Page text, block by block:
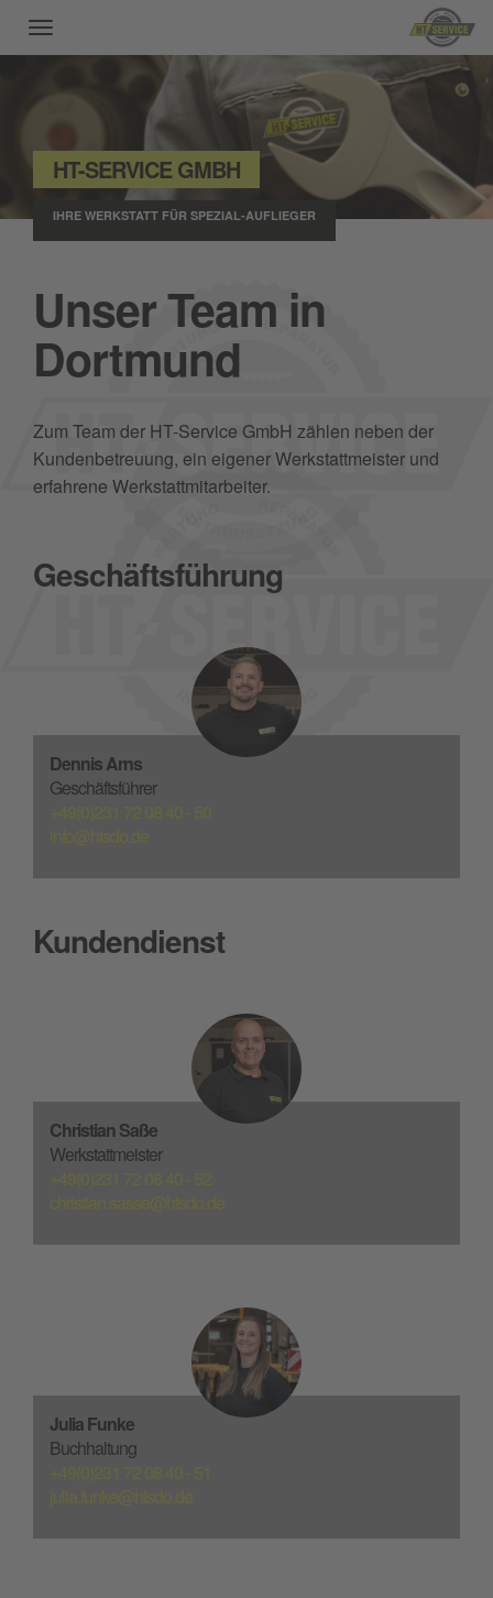
navigation
HT-SERVICE GMBH
IHRE WERKSTATT FÜR SPEZIAL-AUFLIEGER
Unser Team in
Dortmund
Zum Team der HT-Service GmbH zählen neben der
Kundenbetreuung, ein eigener Werkstattmeister und
erfahrene Werkstattmitarbeiter.
Geschäftsführung
Dennis Arns
Geschäftsführer
+49(0)231 72 08 40 - 50
info@htsdo.de
Kundendienst
Christian Saße
Werkstattmeister
+49(0)231 72 08 40 - 52
christian.sasse@htsdo.de
Julia Funke
Buchhaltung
+49(0)231 72 08 40 - 51
julia.funke@htsdo.de